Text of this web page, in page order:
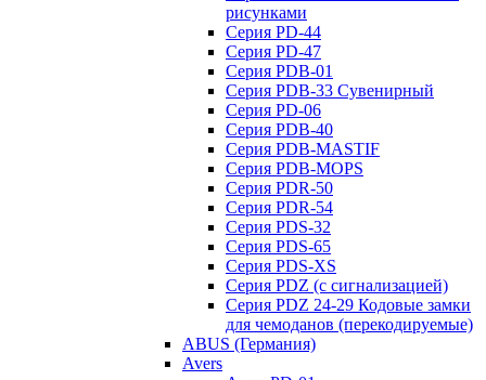
рисунками
Серия PD-44
Серия PD-47
Серия PDB-01
Серия PDB-33 Сувенирный
Серия PD-06
Серия PDB-40
Серия PDB-MASTIF
Серия PDB-MOPS
Серия PDR-50
Серия PDR-54
Серия PDS-32
Серия PDS-65
Серия PDS-XS
Серия PDZ (с сигнализацией)
Серия PDZ 24-29 Кодовые замки
для чемоданов (перекодируемые)
ABUS (Германия)
Avers